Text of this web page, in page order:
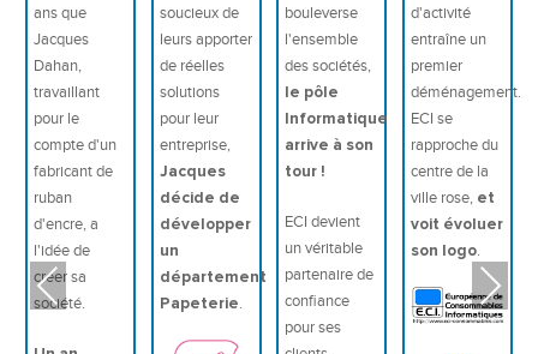
ans que
Jacques
Dahan,
travaillant
pour le
compte d'un
fabricant de
ruban
d'encre, a
l'idée de
créer sa
société.
soucieux de
leurs apporter
de réelles
solutions
pour leur
entreprise,
Jacques
décide de
développer
un
département
Papeterie.
bouleverse
l'ensemble
des sociétés,
le pôle
Informatique
arrive à son
tour !
ECI devient
un véritable
partenaire de
confiance
pour ses
d'activité
entraîne un
premier
déménagement.
ECI se
rapproche du
centre de la
ville rose, et
voit évoluer
son logo.
Previous Next